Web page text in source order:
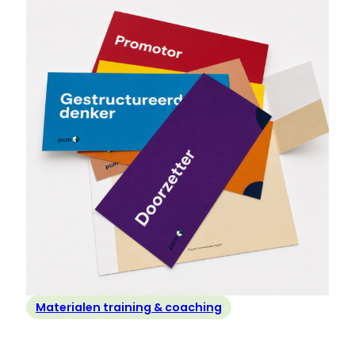
PCM
Leiderschapsmanual
+
werkboek
Materialen training & coaching